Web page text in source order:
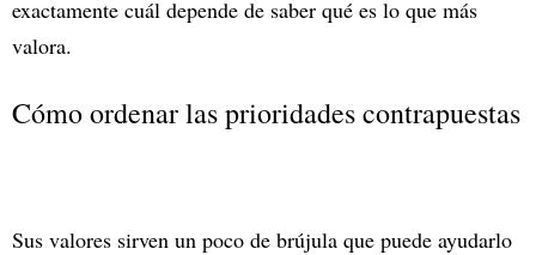
exactamente cuál depende de saber qué es lo que más
valora.
Cómo ordenar las prioridades contrapuestas
Sus valores sirven un poco de brújula que puede ayudarlo